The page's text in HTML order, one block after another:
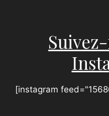
[instagram